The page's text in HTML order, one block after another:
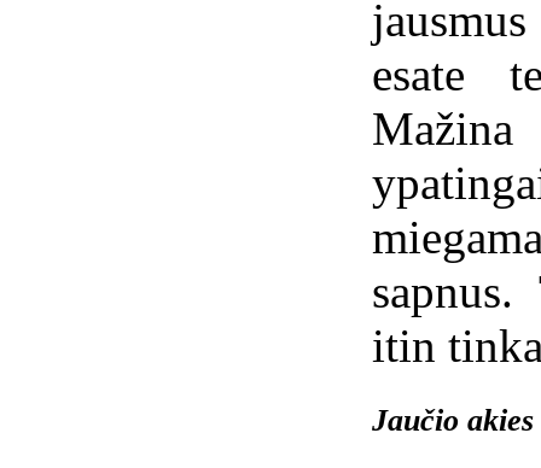
esate
itin
Jaučio akies